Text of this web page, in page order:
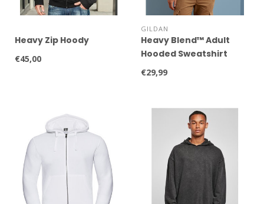
Heavy Zip Hoody
€45,00
GILDAN
Heavy Blend™ Adult
Hooded Sweatshirt
€29,99